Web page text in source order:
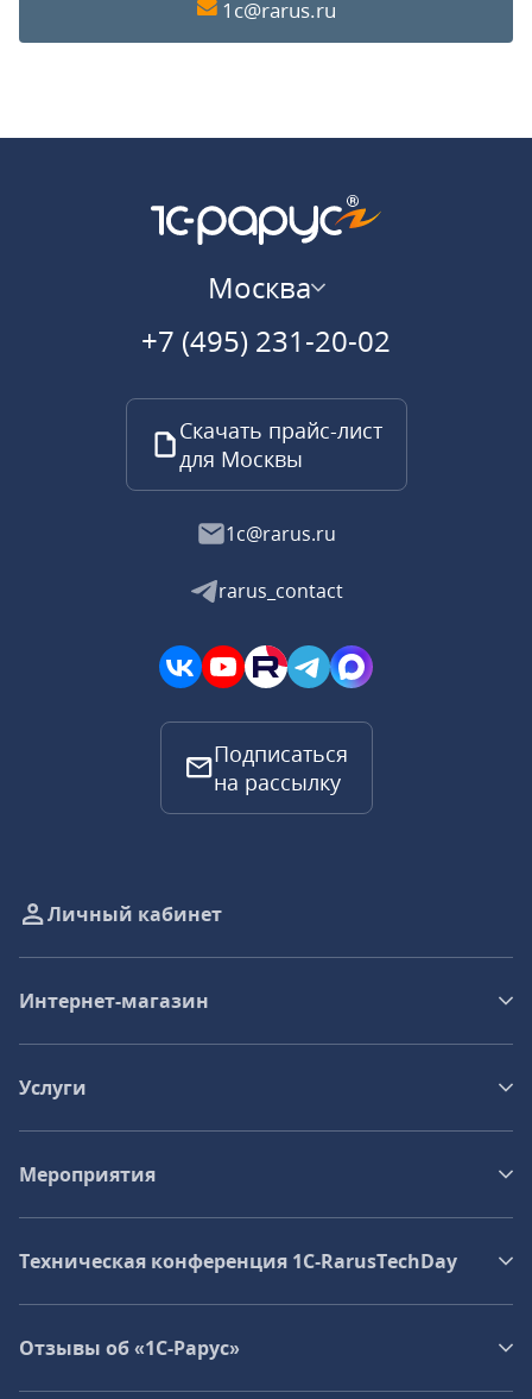
1c@rarus.ru
Москва
+7 (495) 231-20-02
Скачать прайс-лист
для Москвы
1c@rarus.ru
rarus_contact
Подписаться
на рассылку
Личный кабинет
Интернет-магазин
Услуги
Мероприятия
Техническая конференция 1C‑RarusTechDay
Отзывы об «1С-Рарус»